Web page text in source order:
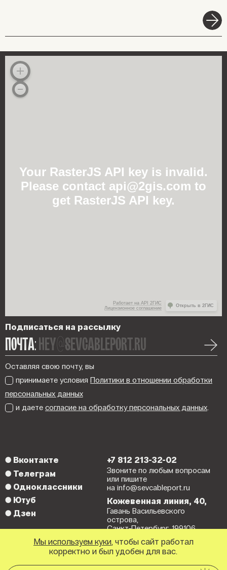
Подписаться на рассылку
ПОЧТА:hey@sevcableport.ru
Оставляя свою почту, вы
принимаете условия Политики в отношении обработки
персональных данных
и даете согласие на обработку персональных данных.
●Вконтакте
●Телеграм
●Одноклассники
●Ютуб
●Дзен
+7 812 213-32-02
Звоните по любым вопросам
или пишите
на info@sevcableport.ru
Кожевенная линия, 40,
Гавань Васильевского
острова,
Санкт-Петербург, 199106.
© Севкабель Порт
дизайн:
Работает на API 2ГИС
Лицензионное соглашение
Открыть в 2ГИС
Your RasterJS API key is invalid.
Please contact api@2gis.com to
get RasterJS API key.
Мы используем куки, чтобы сайт работал
корректно и был удобен для вас.